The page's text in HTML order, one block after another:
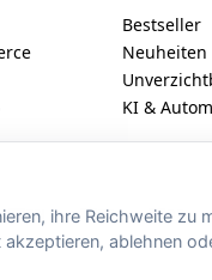
Bestseller
Neuheiten
KI &
EN ES DE
ihre Reichweite zu
ablehnen